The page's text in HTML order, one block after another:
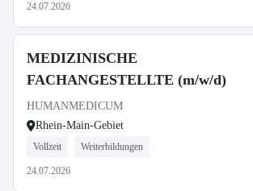
24.07.2026
MEDIZINISCHE
FACHANGESTELLTE (m/w/d)
HUMANMEDICUM
Rhein-Main-Gebiet
Vollzeit Weiterbildungen
24.07.2026